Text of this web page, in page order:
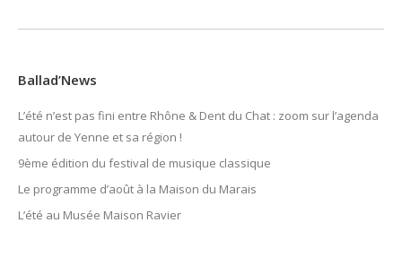
Ballad’News
L’été n’est pas fini entre Rhône & Dent du Chat : zoom sur l’agenda
autour de Yenne et sa région !
9ème édition du festival de musique classique
Le programme d’août à la Maison du Marais
L’été au Musée Maison Ravier